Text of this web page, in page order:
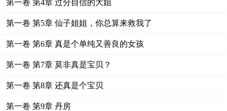
第一卷 第4章 过分自信的大姐
第一卷 第5章 仙子姐姐，你总算来救我了
第一卷 第6章 真是个单纯又善良的女孩
第一卷 第7章 莫非真是宝贝？
第一卷 第8章 还真是个宝贝
第一卷 第9章 丹房